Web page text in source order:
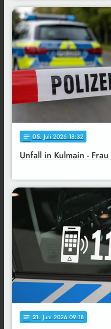
notes 05. Juli 2026 18:32
Unfall in Kulmain -
notes 21. Juni 2026 09:18